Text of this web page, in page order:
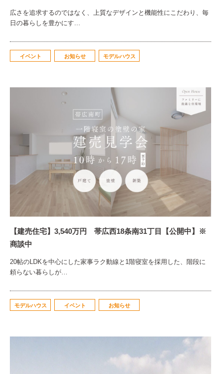
広さを追求するのではなく、上質なデザインと機能性にこだわり、毎
日の暮らしを豊かにす…
イベント お知らせ モデルハウス
【建売住宅】3,540万円 帯広西18条南31丁目【公開中】※
商談中
20帖のLDKを中心にした家事ラク動線と1階寝室を採用した、階段に
頼らない暮らしが…
モデルハウス イベント お知らせ